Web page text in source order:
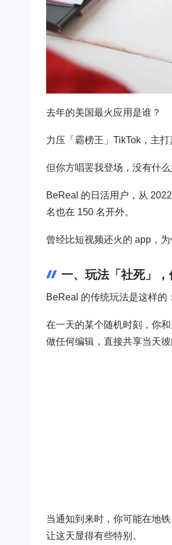
去年的美国最火应用是谁？
力压「霸榜王」TikTok，主
但你方唱罢我登场，没有什么
BeReal 的日活用户，从
名也在 150 名开外。
曾经比短视频还火的 app，
一、玩法「社死」
BeReal 的传统玩法是这样的：
在一天的某个随机时刻，你
做任何编辑，直接共享当天彼
当通知到来时，你可能在地
让这天显得有些特别。